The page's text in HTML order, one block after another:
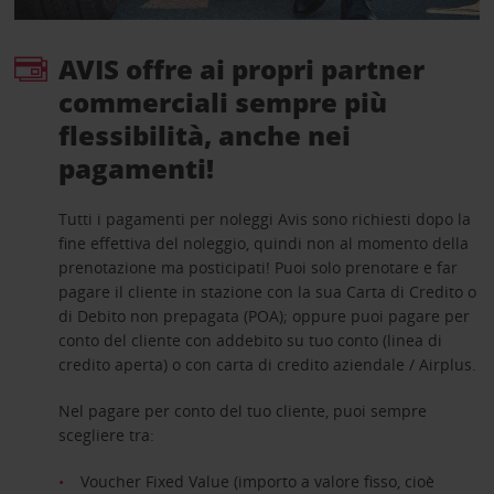
AVIS offre ai propri partner
commerciali sempre più
flessibilità, anche nei
pagamenti!
Tutti i pagamenti per noleggi Avis sono richiesti dopo la
fine effettiva del noleggio, quindi non al momento della
prenotazione ma posticipati! Puoi solo prenotare e far
pagare il cliente in stazione con la sua Carta di Credito o
di Debito non prepagata (POA); oppure puoi pagare per
conto del cliente con addebito su tuo conto (linea di
credito aperta) o con carta di credito aziendale / Airplus.
Nel pagare per conto del tuo cliente, puoi sempre
scegliere tra:
Voucher Fixed Value (importo a valore fisso, cioè